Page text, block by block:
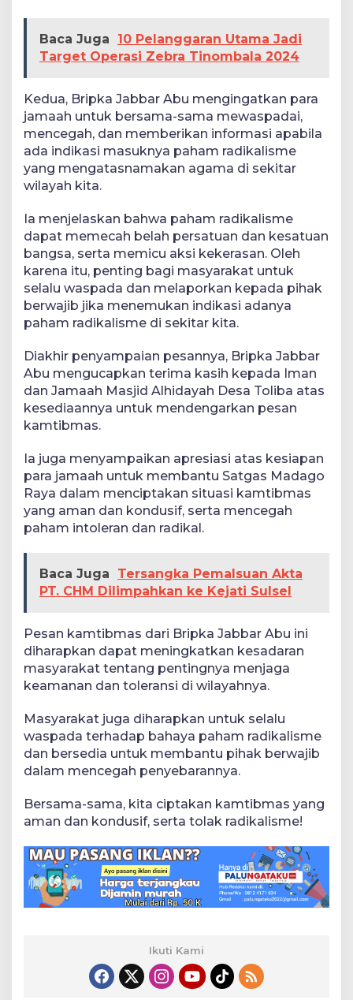
Baca Juga
10 Pelanggaran Utama Jadi
Target Operasi Zebra Tinombala 2024
Kedua, Bripka Jabbar Abu mengingatkan para
jamaah untuk bersama-sama mewaspadai,
mencegah, dan memberikan informasi apabila
ada indikasi masuknya paham radikalisme
yang mengatasnamakan agama di sekitar
wilayah kita.
Ia menjelaskan bahwa paham radikalisme
dapat memecah belah persatuan dan kesatuan
bangsa, serta memicu aksi kekerasan. Oleh
karena itu, penting bagi masyarakat untuk
selalu waspada dan melaporkan kepada pihak
berwajib jika menemukan indikasi adanya
paham radikalisme di sekitar kita.
Diakhir penyampaian pesannya, Bripka Jabbar
Abu mengucapkan terima kasih kepada Iman
dan Jamaah Masjid Alhidayah Desa Toliba atas
kesediaannya untuk mendengarkan pesan
kamtibmas.
Ia juga menyampaikan apresiasi atas kesiapan
para jamaah untuk membantu Satgas Madago
Raya dalam menciptakan situasi kamtibmas
yang aman dan kondusif, serta mencegah
paham intoleran dan radikal.
Baca Juga
Tersangka Pemalsuan Akta
PT. CHM Dilimpahkan ke Kejati Sulsel
Pesan kamtibmas dari Bripka Jabbar Abu ini
diharapkan dapat meningkatkan kesadaran
masyarakat tentang pentingnya menjaga
keamanan dan toleransi di wilayahnya.
Masyarakat juga diharapkan untuk selalu
waspada terhadap bahaya paham radikalisme
dan bersedia untuk membantu pihak berwajib
dalam mencegah penyebarannya.
Bersama-sama, kita ciptakan kamtibmas yang
aman dan kondusif, serta tolak radikalisme!
Ikuti Kami